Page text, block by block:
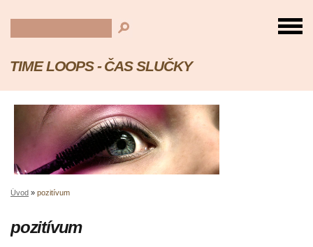
TIME LOOPS - ČAS SLUČKY
Úvod » pozitívum
pozitívum